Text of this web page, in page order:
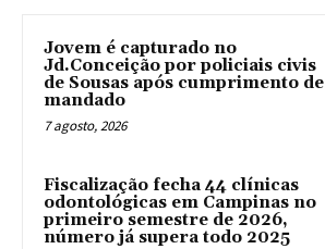
Jovem é capturado no
Jd.Conceição por policiais civis
de Sousas após cumprimento de
mandado
7 agosto, 2026
Fiscalização fecha 44 clínicas
odontológicas em Campinas no
primeiro semestre de 2026,
número já supera todo 2025